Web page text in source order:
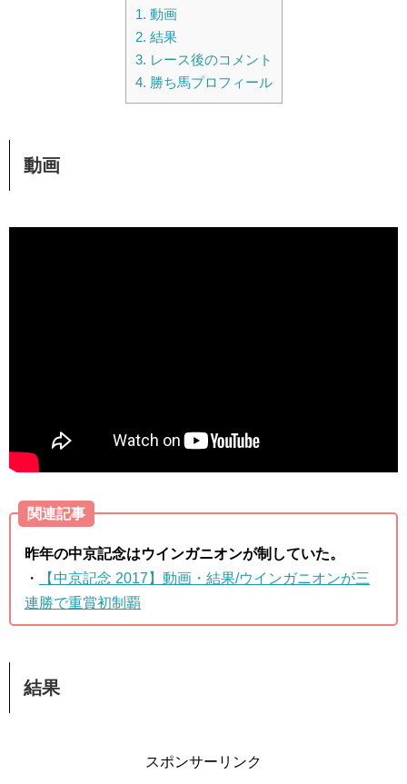
1. 動画
2. 結果
3. レース後のコメント
4. 勝ち馬プロフィール
動画
関連記事
昨年の中京記念はウインガニオンが制していた。
・
【中京記念 2017】動画・結果/ウインガニオンが三
連勝で重賞初制覇
結果
スポンサーリンク